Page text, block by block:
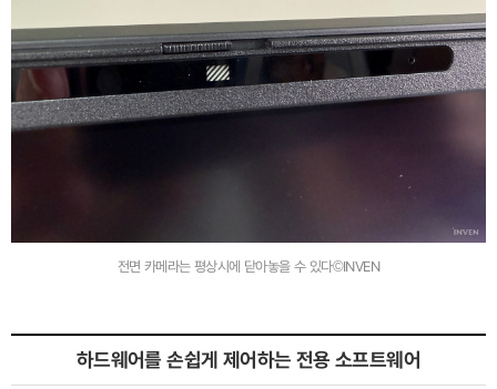
전면 카메라는 평상시에 닫아놓을 수 있다©INVEN
하드웨어를 손쉽게 제어하는 전용 소프트웨어